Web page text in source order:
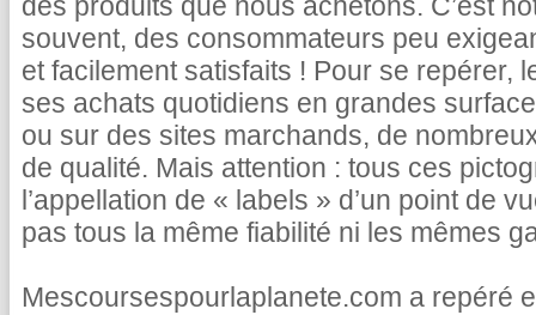
souvent, des consommateurs peu
et facilement satisfaits ! Pour se repérer,
ses achats quotidiens en grandes
ou sur des sites marchands, de
de qualité. Mais attention : tous ces
l’appellation de « labels » d’un point de
pas tous la même fiabilité ni les mêmes
Mescoursespourlaplanete.com a repéré